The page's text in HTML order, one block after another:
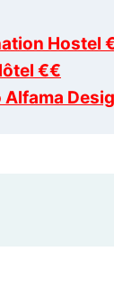
Hostel
€€
Alfama